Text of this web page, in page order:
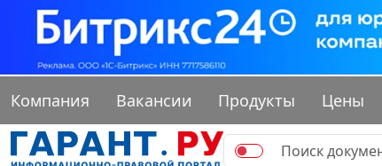
Компания Вакансии Продукты Цены